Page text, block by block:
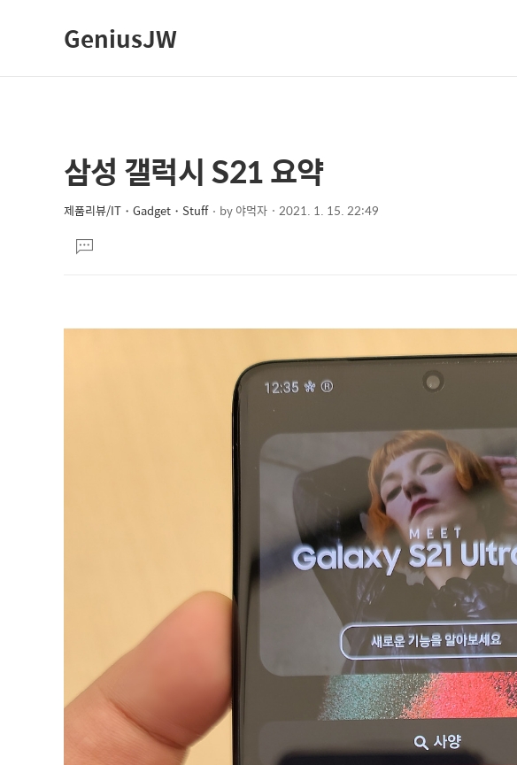
GeniusJW
상
세
컨
텐
본
문
제
삼성 갤럭시 S21 요약
제품리뷰/IT・Gadget・Stuff by야먹자 2021. 1. 15. 22:49
문댓
글